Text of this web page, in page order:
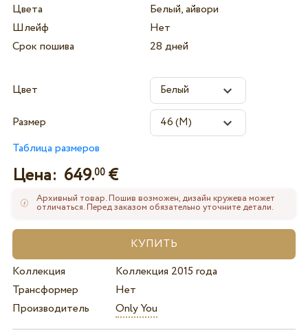
Цвета
Белый, айвори
Шлейф
Нет
Срок пошива
28 дней
Цвет
Размер
Таблица размеров
Цена: 649.00€
Архивный товар. Пошив возможен, дизайн кружева может
отличаться. Перед заказом обязательно уточните детали.
Коллекция
Коллекция 2015 года
Трансформер
Нет
Производитель
Only You